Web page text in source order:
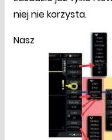
niej nie korzysta.
Nasz